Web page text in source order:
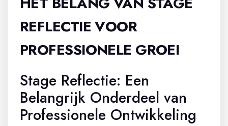
REFLECTIE VOOR
PROFESSIONELE GROEI
Stage Reflectie: Een
Belangrijk Onderdeel van
Professionele Ontwikkeling